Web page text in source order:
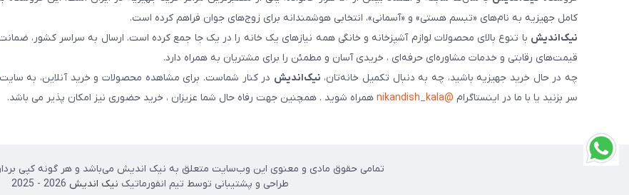
کامل جهیزیه به نام‌های «تبسم هستی» و «آسمانی»، انتخابی هوشمندانه برای زوج‌های جوان فراهم کرده است.
نیک‌اندیش با تنوع بالای محصولات لوازم آشپزخانه و خانگی همه نیازهای یک خانه را در یک جا جمع کرده است. ارسال به سراسر کشور، ضمانت
قیمت‌های رقابتی و خدمات مشاوره‌ای حرفه‌ای ، خریدی آسان و مطمئن را برای مشتریان به همراه دارد.
چه در حال خرید جهیزیه باشید، چه به دنبال تکمیل خانه‌تان، نیک‌اندیش در کنار شماست. برای مشاهده محصولات و خرید آنلاین، به سایت
سر بزنید یا با ما در اینستاگرام @nikandish_kala همراه شوید . همچنین جهت رفاه حال شما عزیزان ، خرید حضوری نیز امکان پذیر می باشد.
تمامی حقوق مادی و معنوی این وب‌سایت متعلق به نیک اندیش می‌باشد و هر گونه کپی برداری
طراحی و پشتیبانی توسط تیم انفورماتیک نیک اندیش 2026 - 2025